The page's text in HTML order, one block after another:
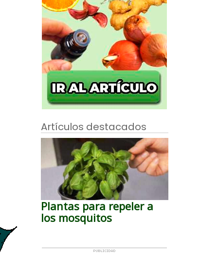
Artículos destacados
Plantas para repeler a
los mosquitos